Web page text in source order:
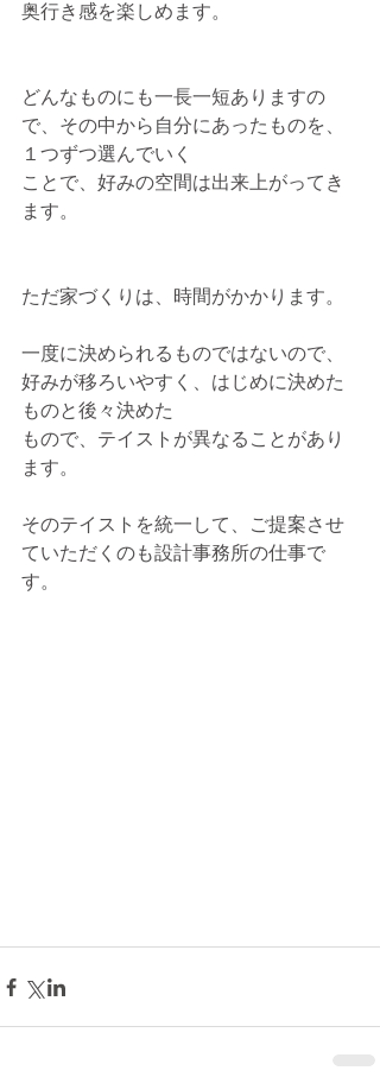
奥行き感を楽しめます。
どんなものにも一長一短ありますの
で、その中から自分にあったものを、
１つずつ選んでいく
ことで、好みの空間は出来上がってき
ます。
ただ家づくりは、時間がかかります。
一度に決められるものではないので、
好みが移ろいやすく、はじめに決めた
ものと後々決めた
もので、テイストが異なることがあり
ます。
そのテイストを統一して、ご提案させ
ていただくのも設計事務所の仕事で
す。